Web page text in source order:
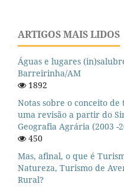
ARTIGOS MAIS LIDOS
Águas e lugares
Barreirinha/AM
1892
Notas sobre o conceito
uma revisão a partir do
Geografia Agrária (2003 -
450
Mas, afinal, o que é
Natureza, Turismo de
Rural?